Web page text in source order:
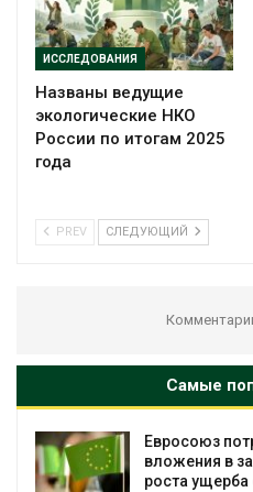
ИССЛЕДОВАНИЯ
Названы ведущие
экологические НКО
России по итогам 2025
года
PREV СЛЕДУЮЩИЙ
Самые
фоне